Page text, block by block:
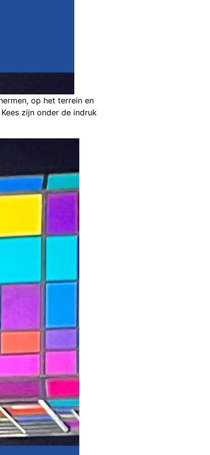
op het terrein en
zijn onder de indruk